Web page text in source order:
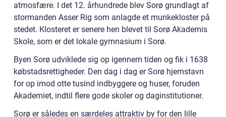
atmosfære. I det 12. århundrede blev Sorø grundlagt af
stormanden Asser Rig som anlagde et munkekloster på
stedet. Klosteret er senere hen blevet til Sorø Akademis
Skole, som er det lokale gymnasium i Sorø.
Byen Sorø udviklede sig op igennem tiden og fik i 1638
købstadsrettigheder. Den dag i dag er Sorø hjemstavn
for op imod otte tusind indbyggere og huser, foruden
Akademiet, indtil flere gode skoler og daginstitutioner.
Sorø er således en særdeles attraktiv by for den lille